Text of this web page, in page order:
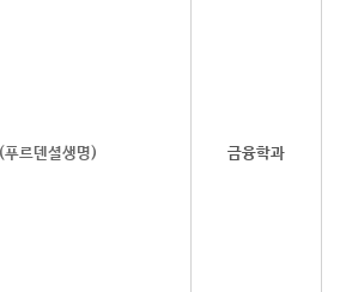
르덴셜생명) 금융학과